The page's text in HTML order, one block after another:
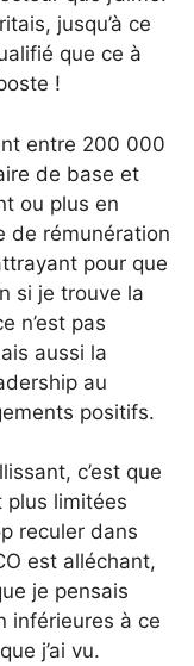
jusqu’à ce
que ce à
!
entre 200 000
de base et
ou plus en
de rémunération
pour que
si je trouve la
n’est pas
aussi la
au
positifs.
c’est que
plus limitées
reculer dans
est alléchant,
je pensais
inférieures à ce
j’ai vu.